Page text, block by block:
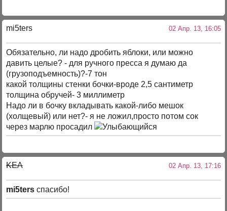
mi5ters 02 Апр. 13, 16:05
Обязательно, ли надо дробить яблоки, или можно
давить целые? - для ручного пресса я думаю да
(грузоподъемность)?-7 тон
какой толщины стенки бочки-вроде 2,5 сантиметр
толщина обручей- 3 миллиметр
Надо ли в бочку вкладывать какой-либо мешок
(холщевый) или нет?- я не ложил,просто потом сок
через марлю просадил
KEA 02 Апр. 13, 17:16
mi5tersспасибо!